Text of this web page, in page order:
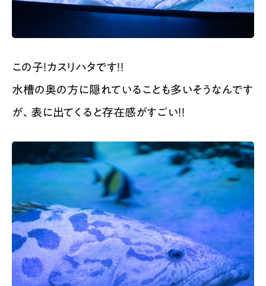
この子！カスリハタです！！
水槽の奥の方に隠れていることも多いそうなんです
が、表に出てくると存在感がすごい！！